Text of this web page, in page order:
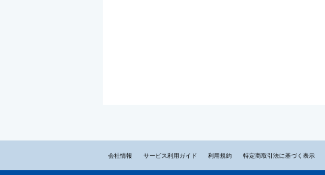
会社情報 サービス利用ガイド 利用規約 特定商取引法に基づく表示